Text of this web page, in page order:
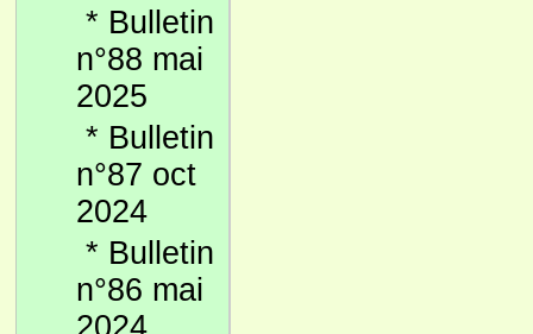
* Bulletin
n°88 mai
2025
* Bulletin
n°87 oct
2024
* Bulletin
n°86 mai
2024